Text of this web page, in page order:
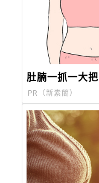
肚腩一抓一大
PR（新素簡）